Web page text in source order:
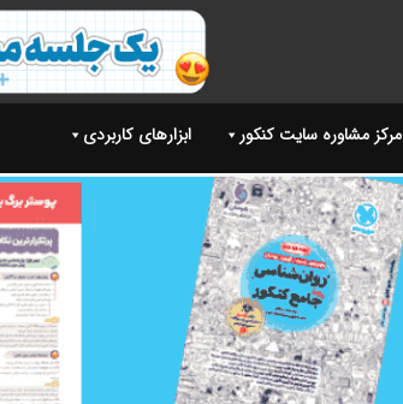
مرکز مشاوره سایت کنکور ابزارهای کاربردی